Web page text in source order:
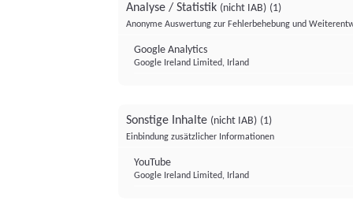
Analyse / Statistik (nicht IAB) (1)
Anonyme Auswertung zur Fehlerbehebung und
Google Analytics
Google Ireland Limited, Irland
Sonstige Inhalte (nicht IAB) (1)
Einbindung zusätzlicher Informationen
YouTube
Google Ireland Limited, Irland